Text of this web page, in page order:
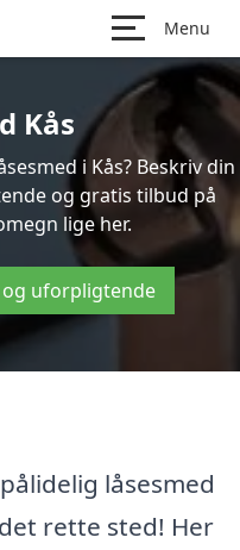
Menu
Kås
i Kås? Beskriv din
og gratis tilbud på
lige her.
uforpligtende
låsesmed
rette sted! Her